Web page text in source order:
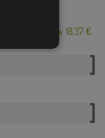
Da: 18,37 €